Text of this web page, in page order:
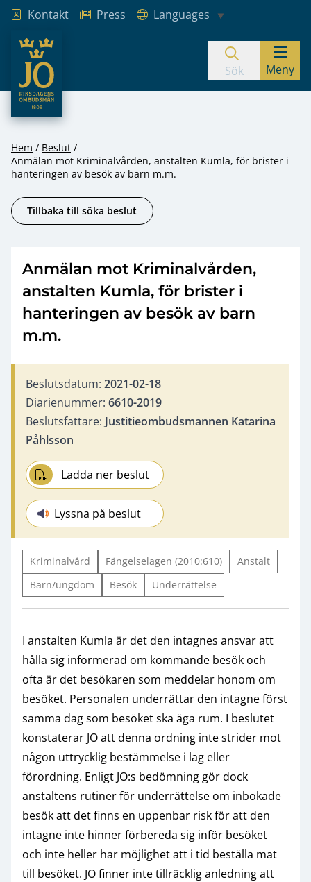
Hoppa till innehåll
Kontakt Press
Languages
JO – Riksdagens Ombudsmän
Sök Meny
Hem
Beslut
Anmälan mot Kriminalvården, anstalten Kumla, för brister i
hanteringen av besök av barn m.m.
Tillbaka till söka beslut
Anmälan mot Kriminalvården,
anstalten Kumla, för brister i
hanteringen av besök av barn
m.m.
Beslutsdatum: 2021-02-18
Diarienummer: 6610-2019
Beslutsfattare: Justitieombudsmannen Katarina
Påhlsson
Ladda ner beslut
Lyssna på beslut
Kriminalvård Fängelselagen (2010:610)
Anstalt
Barn/ungdom
Besök Underrättelse
I anstalten Kumla är det den intagnes ansvar att
hålla sig informerad om kommande besök och
ofta är det besökaren som meddelar honom om
besöket. Personalen underrättar den intagne först
samma dag som besöket ska äga rum. I beslutet
konstaterar JO att denna ordning inte strider mot
någon uttrycklig bestämmelse i lag eller
förordning. Enligt JO:s bedömning gör dock
anstaltens rutiner för underrättelse om inbokade
besök att det finns en uppenbar risk för att den
intagne inte hinner förbereda sig inför besöket
och inte heller har möjlighet att i tid beställa mat
till besöket. JO finner inte tillräcklig anledning att